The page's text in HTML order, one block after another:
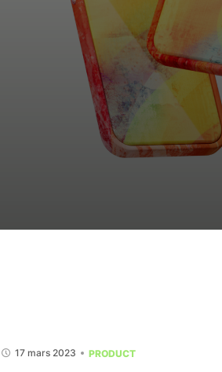
17 mars 2023 PRODUCT